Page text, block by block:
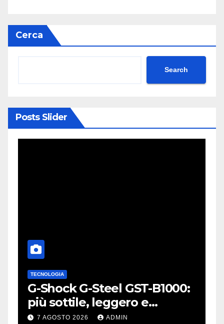
Cerca
Search
Posts Slider
TECNOLOGIA
G-Shock G-Steel GST-B1000:
più sottile, leggero e
connesso
7 AGOSTO 2026 ADMIN